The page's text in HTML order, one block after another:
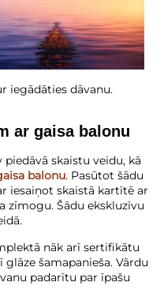
iegādāties dāvanu.
ar gaisa balonu
skaistu veidu, kā
balonu. Pasūtot šādu
iesaiņot skaistā kartītē ar
zīmogu. Šādu ekskluzīvu
nāk arī sertifikātu
šamapanieša. Vārdu
padarītu par īpašu